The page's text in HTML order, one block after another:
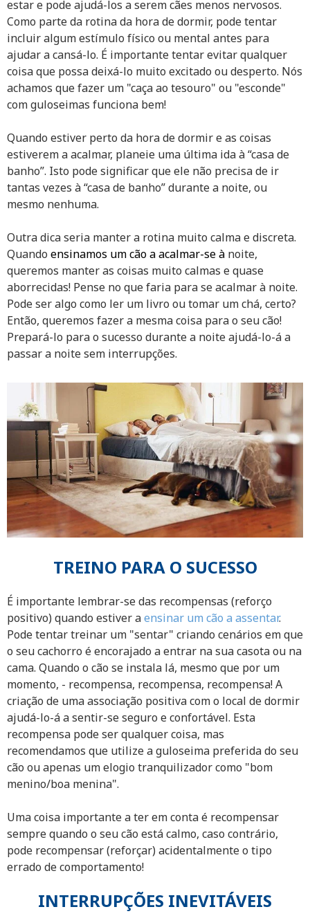
estar e pode ajudá-los a serem cães menos nervosos.
Como parte da rotina da hora de dormir, pode tentar
incluir algum estímulo físico ou mental antes para
ajudar a cansá-lo. É importante tentar evitar qualquer
coisa que possa deixá-lo muito excitado ou desperto. Nós
achamos que fazer um "caça ao tesouro" ou "esconde"
com guloseimas funciona bem!
Quando estiver perto da hora de dormir e as coisas
estiverem a acalmar, planeie uma última ida à “casa de
banho”. Isto pode significar que ele não precisa de ir
tantas vezes à “casa de banho” durante a noite, ou
mesmo nenhuma.
Outra dica seria manter a rotina muito calma e discreta.
Quando ensinamos um cão a acalmar-se à noite,
queremos manter as coisas muito calmas e quase
aborrecidas! Pense no que faria para se acalmar à noite.
Pode ser algo como ler um livro ou tomar um chá, certo?
Então, queremos fazer a mesma coisa para o seu cão!
Prepará-lo para o sucesso durante a noite ajudá-lo-á a
passar a noite sem interrupções.
TREINO PARA O SUCESSO
É importante lembrar-se das recompensas (reforço
positivo) quando estiver aensinar um cão a assentar.
Pode tentar treinar um "sentar" criando cenários em que
o seu cachorro é encorajado a entrar na sua casota ou na
cama. Quando o cão se instala lá, mesmo que por um
momento, - recompensa, recompensa, recompensa! A
criação de uma associação positiva com o local de dormir
ajudá-lo-á a sentir-se seguro e confortável. Esta
recompensa pode ser qualquer coisa, mas
recomendamos que utilize a guloseima preferida do seu
cão ou apenas um elogio tranquilizador como "bom
menino/boa menina".
Uma coisa importante a ter em conta é recompensar
sempre quando o seu cão está calmo, caso contrário,
pode recompensar (reforçar) acidentalmente o tipo
errado de comportamento!
INTERRUPÇÕES INEVITÁVEIS